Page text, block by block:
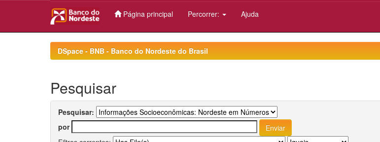
Página principal Percorrer: Ajuda
DSpace - BNB - Banco do Nordeste do Brasil
Pesquisar
Pesquisar:
por